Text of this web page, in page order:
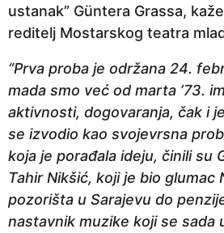
i
j
ustanak” Güntera Grassa,
reditelj Mostarskog teatra
“Prva proba je održana 24.
mada smo već od marta ’73.
aktivnosti, dogovaranja, čak i
se izvodio kao svojevrsna
koja je porađala ideju, činili su
Tahir Nikšić, koji je bio glumac
pozorišta u Sarajevu do
nastavnik muzike koji se sada